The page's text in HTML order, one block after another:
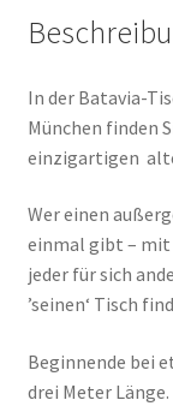
In der Batavia-
München finden
einzigartigen
Wer einen
einmal gibt – mit
jeder für sich
’seinen‘ Tisch
Beginnende bei
drei Meter